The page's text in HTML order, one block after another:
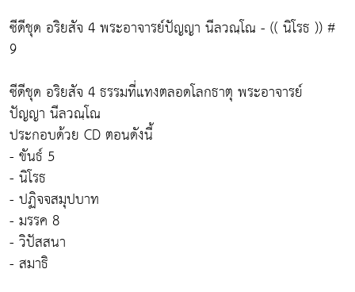
ซีดีชุด อริยสัจ 4 พระอาจารย์ปัญญา นีลวณฺโณ - (( นิโรธ )) #
9
ซีดีชุด อริยสัจ 4 ธรรมที่แทงตลอดโลกธาตุ พระอาจารย์
ปัญญา นีลวณฺโณ
ประกอบด้วย CD ตอนดังนี้
- ขันธ์ 5
- นิโรธ
- ปฏิจจสมุปบาท
- มรรค 8
- วิปัสสนา
- สมาธิ